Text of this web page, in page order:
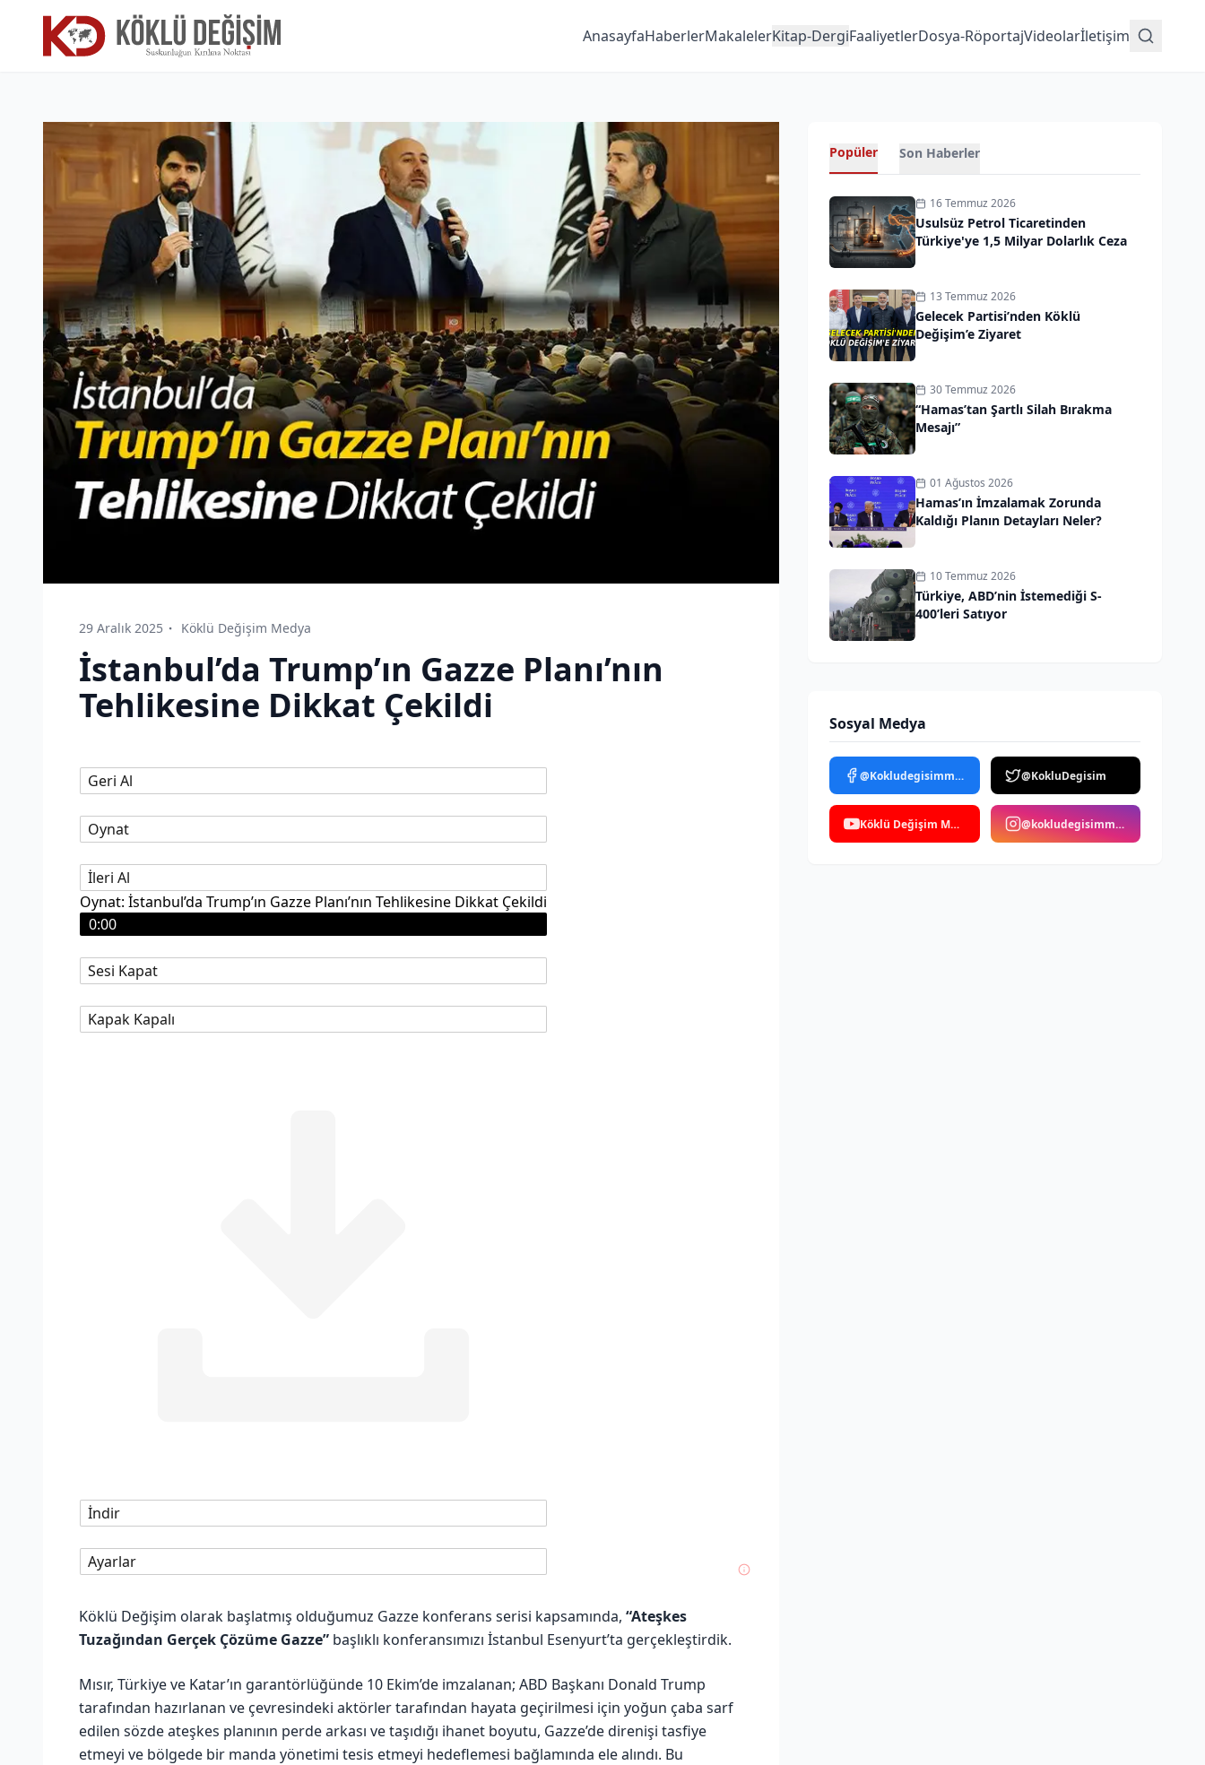
AnasayfaHaberlerMakalelerKitap-DergiFaaliyetlerDosya-RöportajVideolarİletişim
29 Aralık 2025 Köklü Değişim Medya
İstanbul’da Trump’ın Gazze Planı’nın
Tehlikesine Dikkat Çekildi
Geri Al
Oynat
İleri Al
Oynat: İstanbul’da Trump’ın Gazze Planı’nın Tehlikesine Dikkat Çekildi
0:00
Sesi Kapat
Kapak Kapalı
İndir
Ayarlar
Köklü Değişim olarak başlatmış olduğumuz Gazze konferans serisi kapsamında, “Ateşkes
Tuzağından Gerçek Çözüme Gazze” başlıklı konferansımızı İstanbul Esenyurt’ta gerçekleştirdik.
Mısır, Türkiye ve Katar’ın garantörlüğünde 10 Ekim’de imzalanan; ABD Başkanı Donald Trump
tarafından hazırlanan ve çevresindeki aktörler tarafından hayata geçirilmesi için yoğun çaba sarf
edilen sözde ateşkes planının perde arkası ve taşıdığı ihanet boyutu, Gazze’de direnişi tasfiye
etmeyi ve bölgede bir manda yönetimi tesis etmeyi hedeflemesi bağlamında ele alındı. Bu
Popüler Son Haberler
16 Temmuz 2026
Usulsüz Petrol Ticaretinden
Türkiye'ye 1,5 Milyar Dolarlık Ceza
13 Temmuz 2026
Gelecek Partisi’nden Köklü
Değişim’e Ziyaret
30 Temmuz 2026
“Hamas’tan Şartlı Silah Bırakma
Mesajı”
01 Ağustos 2026
Hamas’ın İmzalamak Zorunda
Kaldığı Planın Detayları Neler?
10 Temmuz 2026
Türkiye, ABD’nin İstemediği S-
400’leri Satıyor
Sosyal Medya
@Kokludegisimmedya @KokluDegisim
Köklü Değişim Medya @kokludegisimmedya